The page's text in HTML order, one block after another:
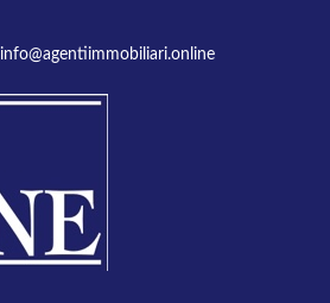
info@agentiimmobiliari.online